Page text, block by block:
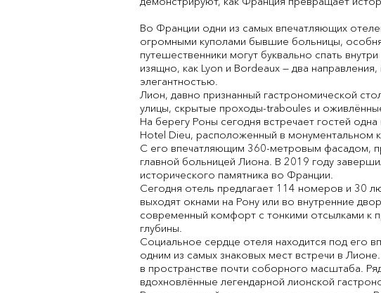
Во Франции одни из самых впечатляющих
огромными куполами бывшие больницы,
путешественники могут буквально спать
изящно, как Lyon и Bordeaux — два
элегантностью.
Лион, давно признанный гастрономической
улицы, скрытые проходы-traboules и
На берегу Роны сегодня встречает гостей
Hotel Dieu, расположенный в монументальном
С его впечатляющим 360-метровым фасадом,
главной больницей Лиона. В 2019 году
исторического памятника во Франции.
Сегодня отель предлагает 114 номеров и 30
выходят окнами на Рону или во внутренние
современный комфорт с тонкими отсылками к
глубины.
Социальное сердце отеля находится под его
одним из самых знаковых мест встречи в
в пространстве почти соборного масштаба.
вдохновлённые легендарной лионской